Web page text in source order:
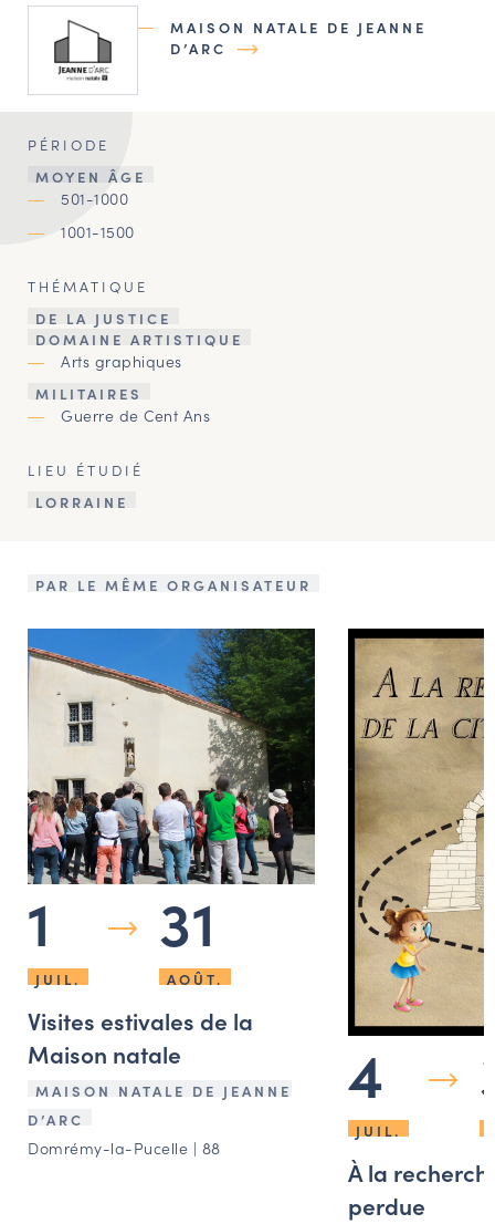
MAISON NATALE DE JEANNE
D’ARC
PÉRIODE
MOYEN ÂGE
501-1000
1001-1500
THÉMATIQUE
DE LA JUSTICE
DOMAINE ARTISTIQUE
Arts graphiques
MILITAIRES
Guerre de Cent Ans
LIEU ÉTUDIÉ
LORRAINE
PAR LE MÊME ORGANISATEUR
1
JUIL.
31
AOÛT.
Visites estivales de la
Maison natale
MAISON NATALE DE JEANNE
D’ARC
Domrémy-la-Pucelle | 88
4
JUIL.
À la
perdue